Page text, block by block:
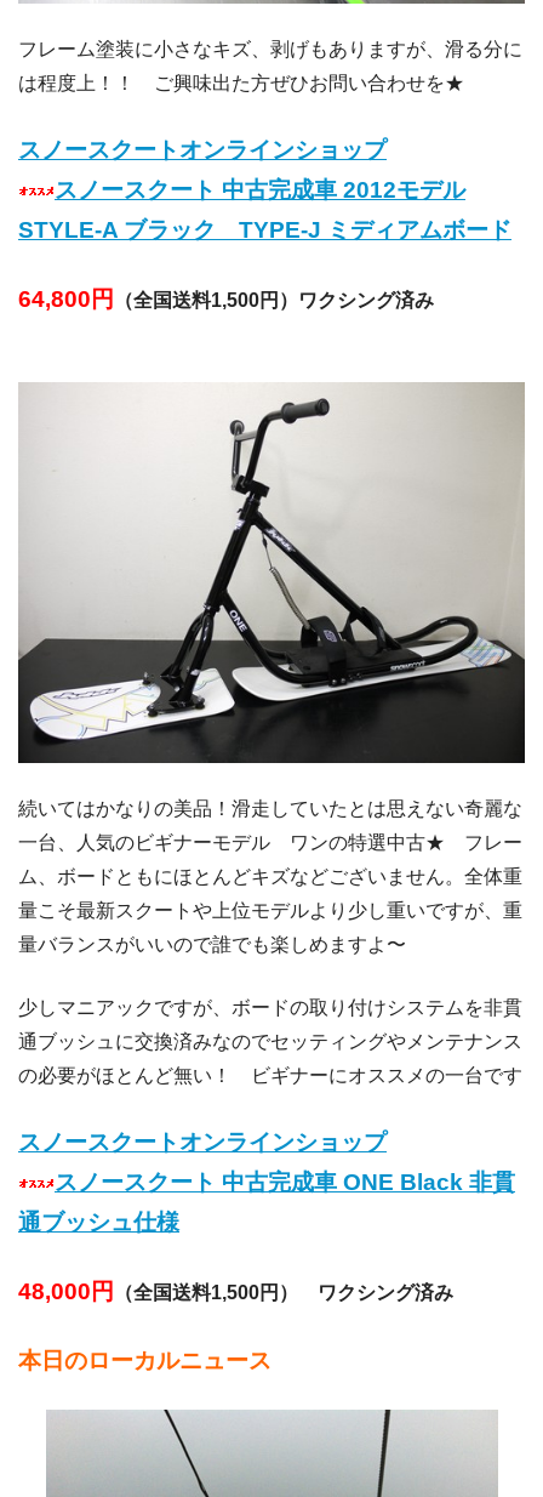
フレーム塗装に小さなキズ、剥げもありますが、滑る分に
は程度上！！ ご興味出た方ぜひお問い合わせを★
スノースクートオンラインショップ
スノースクート 中古完成車 2012モデル
STYLE-A ブラック TYPE-J ミディアムボード
64,800円 （全国送料1,500円）ワクシング済み
続いてはかなりの美品！滑走していたとは思えない奇麗な
一台、人気のビギナーモデル ワンの特選中古★ フレー
ム、ボードともにほとんどキズなどございません。全体重
量こそ最新スクートや上位モデルより少し重いですが、重
量バランスがいいので誰でも楽しめますよ〜
少しマニアックですが、ボードの取り付けシステムを非貫
通ブッシュに交換済みなのでセッティングやメンテナンス
の必要がほとんど無い！ ビギナーにオススメの一台です
スノースクートオンラインショップ
スノースクート 中古完成車 ONE Black 非貫
通ブッシュ仕様
48,000円 （全国送料1,500円） ワクシング済み
本日のローカルニュース